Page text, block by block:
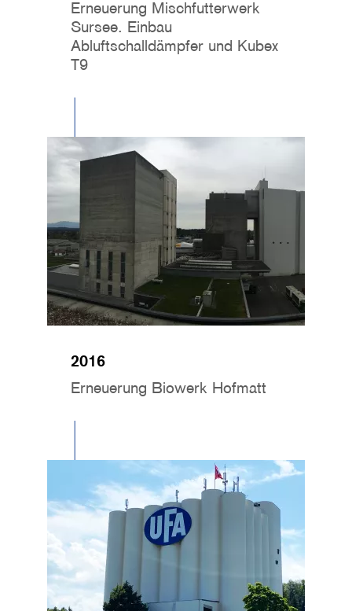
Erneuerung Mischfutterwerk
Sursee. Einbau
Abluftschalldämpfer und Kubex
T9
Image
2016
Erneuerung Biowerk Hofmatt